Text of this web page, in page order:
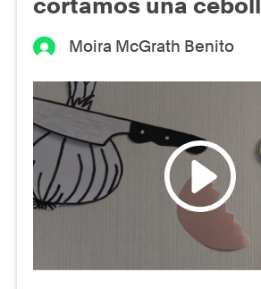
Moira McGrath Benito